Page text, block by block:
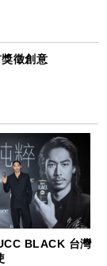
徵創意
BLACK 台灣